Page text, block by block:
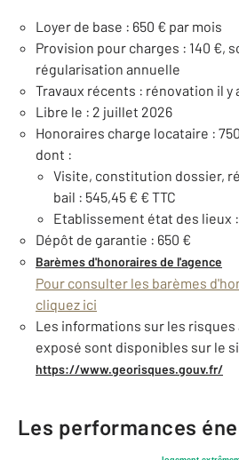
Loyer de base : 650 € par mois
Provision pour charges : 140 €,
régularisation annuelle
Travaux récents : rénovation il y
Libre le : 2 juillet 2026
Honoraires charge locataire :
dont :
Visite, constitution dossier,
bail : 545,45 € € TTC
Etablissement état des lieux :
Dépôt de garantie : 650 €
Barèmes d'honoraires de l'agence
Pour consulter les barèmes
cliquez ici
Les informations sur les
exposé sont disponibles sur le
https://www.georisques.gouv.fr/
Les performances